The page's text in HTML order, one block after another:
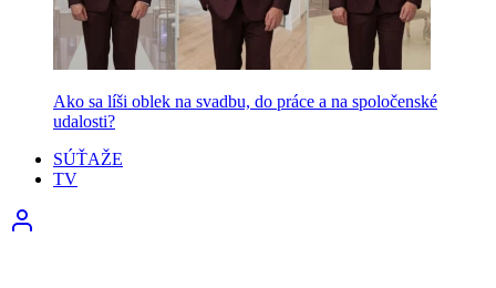
Ako sa líši oblek na svadbu, do práce a na spoločenské
udalosti?
SÚŤAŽE
TV